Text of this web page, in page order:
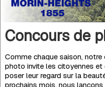
Concours de
Comme chaque saison, notre
photo invite les citoyennes et
poser leur regard sur la
prochains mois, nous